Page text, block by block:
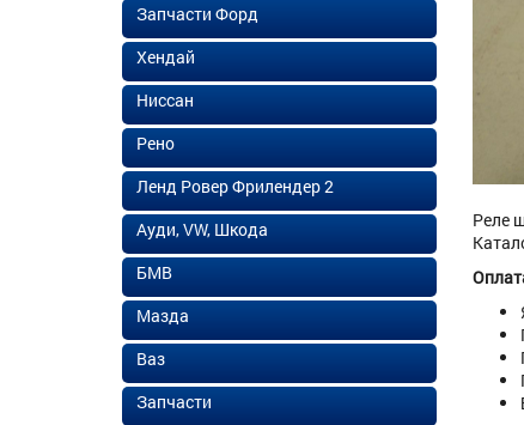
Реле
Запчасти Форд
Хендай
Ниссан
Рено
Ленд Ровер Фрилендер 2
Ауди, VW, Шкода
БМВ
Мазда
Ваз
Запчасти